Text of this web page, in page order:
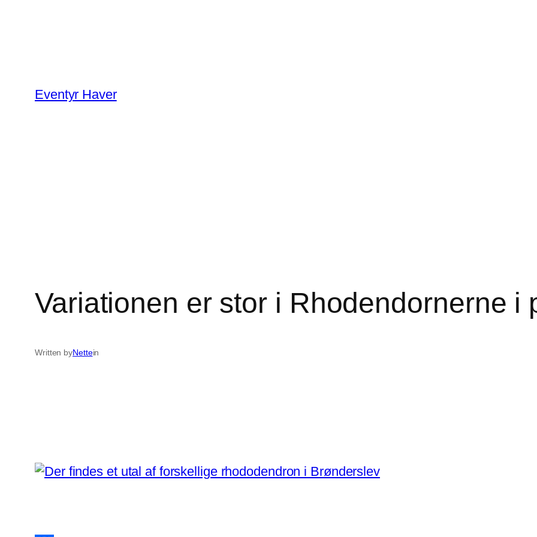
Eventyr Haver
Variationen er stor i Rhodendornerne i
Written byNettein